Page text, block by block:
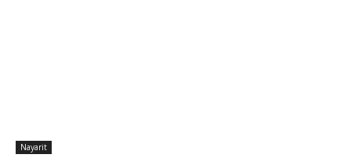
Nayarit